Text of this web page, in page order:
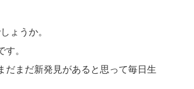
ょうか。
。
だまだ新発見があると思って毎日生